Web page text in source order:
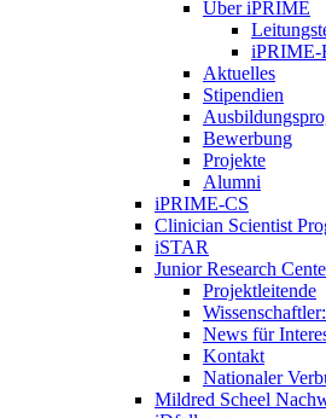
Über iPRIME
iPRIME-
Aktuelles
Stipendien
Bewerbung
Projekte
Alumni
iPRIME-CS
Clinician Scientist
iSTAR
Junior Research
Projektleitende
News für
Kontakt
Nationaler
Mildred Scheel